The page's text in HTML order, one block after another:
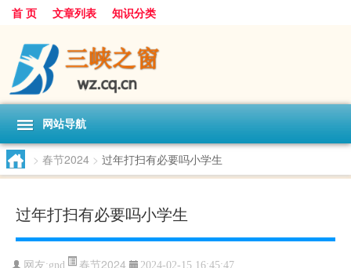
首 页 文章列表 知识分类
网站导航
> 春节2024 > 过年打扫有必要吗小学生
过年打扫有必要吗小学生
网友:gnd 春节2024 2024-02-15 16:45:47